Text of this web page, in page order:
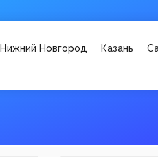
Нижний Новгород Казань